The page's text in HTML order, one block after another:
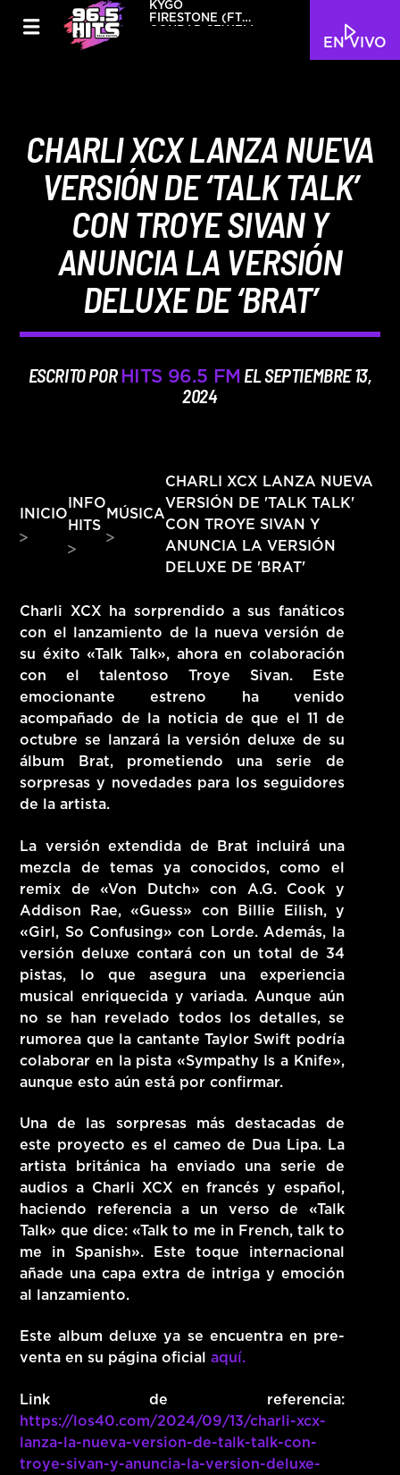
EN VIVO
KYGO
FIRESTONE (FT
Hits – 96.5 FM
CHARLI XCX LANZA NUEVA
VERSIÓN DE ‘TALK TALK’
CON TROYE SIVAN Y
ANUNCIA LA VERSIÓN
DELUXE DE ‘BRAT’
ESCRITO POR HITS 96.5 FM EL SEPTIEMBRE 13,
2024
INICIO
INFO
HITS
MÚSICA
CHARLI XCX LANZA NUEVA
VERSIÓN DE 'TALK TALK'
CON TROYE SIVAN Y
ANUNCIA LA VERSIÓN
DELUXE DE 'BRAT'
Charli XCX ha sorprendido a sus fanáticos
con el lanzamiento de la nueva versión de
su éxito «Talk Talk», ahora en colaboración
con el talentoso Troye Sivan. Este
emocionante estreno ha venido
acompañado de la noticia de que el 11 de
octubre se lanzará la versión deluxe de su
álbum Brat, prometiendo una serie de
sorpresas y novedades para los seguidores
de la artista.
La versión extendida de Brat incluirá una
mezcla de temas ya conocidos, como el
remix de «Von Dutch» con A.G. Cook y
Addison Rae, «Guess» con Billie Eilish, y
«Girl, So Confusing» con Lorde. Además, la
versión deluxe contará con un total de 34
pistas, lo que asegura una experiencia
musical enriquecida y variada. Aunque aún
no se han revelado todos los detalles, se
rumorea que la cantante Taylor Swift podría
colaborar en la pista «Sympathy Is a Knife»,
aunque esto aún está por confirmar.
Una de las sorpresas más destacadas de
este proyecto es el cameo de Dua Lipa. La
artista británica ha enviado una serie de
audios a Charli XCX en francés y español,
haciendo referencia a un verso de «Talk
Talk» que dice: «Talk to me in French, talk to
me in Spanish». Este toque internacional
añade una capa extra de intriga y emoción
al lanzamiento.
Este album deluxe ya se encuentra en pre-
venta en su página oficialaquí.
Link de referencia:
https://los40.com/2024/09/13/charli-xcx-
lanza-la-nueva-version-de-talk-talk-con-
troye-sivan-y-anuncia-la-version-deluxe-